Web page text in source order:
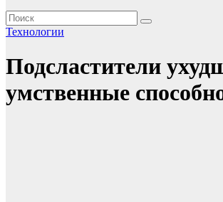
Технологии
Подсластители
умственные